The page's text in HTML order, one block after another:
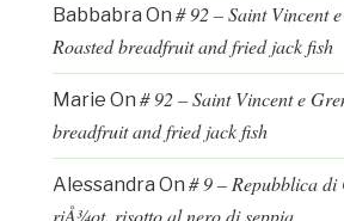
Babbabra On # 92 – Saint Vincent
Roasted breadfruit and fried jack fish
Marie On # 92 – Saint Vincent e
breadfruit and fried jack fish
Alessandra On # 9 – Repubblica
riÅ¾ot, risotto al nero di seppia